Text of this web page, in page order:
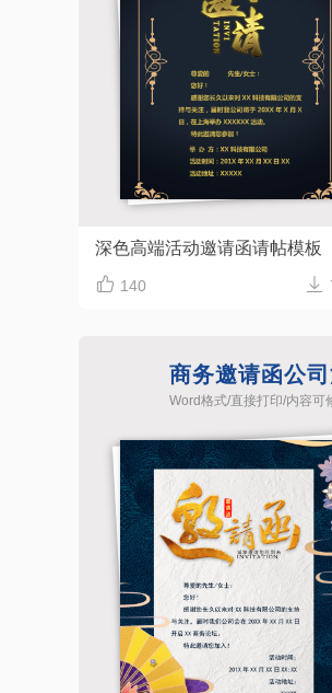
深色高端活动邀请函请帖模板
 140 
商务邀请函公司
Word格式/直接打印/内容可